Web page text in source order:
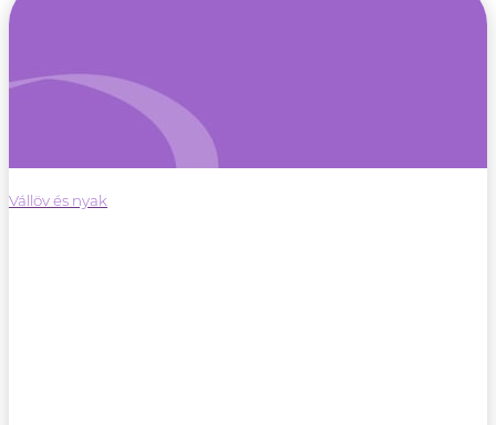
Vállöv és nyak